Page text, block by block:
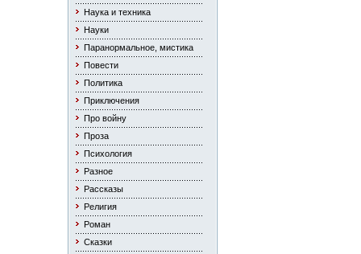
Наука и техника
Науки
Паранормальное, мистика
Повести
Политика
Приключения
Про войну
Проза
Психология
Разное
Рассказы
Религия
Роман
Сказки